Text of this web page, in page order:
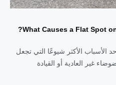
What Causes a Flat Spot
الأسباب الأكثر شيوعًا التي تجعل
غير العادية أو القيادة